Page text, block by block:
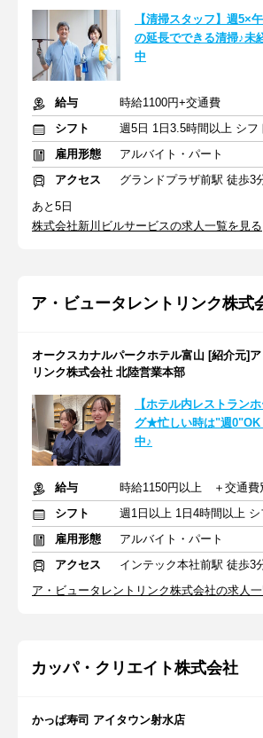
【清掃スタッフ】週5×
の延長でできる清掃♪未
中
給与
時給1100円+交通費
シフト
週5日 1日3.5時間以上 シフ
雇用形態
アルバイト・パート
アクセス
グランドプラザ前駅 徒歩3
あと5日
株式会社新川ビルサービスの求人一覧を見る
ア・ビュータレントリンク株式
オークスカナルパークホテル富山 [紹介元]
リンク株式会社 北陸営業本部
【ホテル内レストラン
グ★忙しい時は"週0"OK
中♪
給与
時給1150円以上 ＋交通費
シフト
雇用形態
アルバイト・パート
アクセス
インテック本社前駅 徒歩3
ア・ビュータレントリンク株式会社の求人
カッパ・クリエイト株式会社
かっぱ寿司 アイタウン射水店